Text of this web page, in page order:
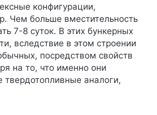
конфигурации,
Чем больше вместительность
7-8 суток. В этих бункерных
вследствие в этом строении
посредством свойств
на то, что именно они
аналоги,